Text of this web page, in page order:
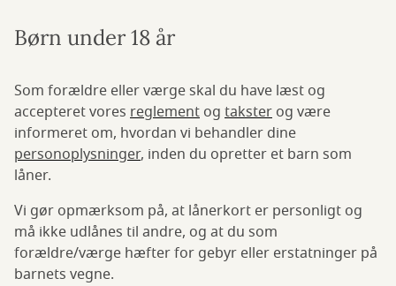
Børn under 18 år
Som forældre eller værge skal du have læst og
accepteret vores reglement og takster og være
informeret om, hvordan vi behandler dine
personoplysninger, inden du opretter et barn som
låner.
Vi gør opmærksom på, at lånerkort er personligt og
må ikke udlånes til andre, og at du som
forældre/værge hæfter for gebyr eller erstatninger på
barnets vegne.